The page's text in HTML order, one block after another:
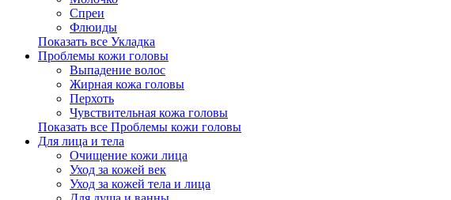
Спреи
Флюиды
Показать все Укладка
Проблемы кожи головы
Выпадение волос
Жирная кожа головы
Перхоть
Чувствительная кожа головы
Показать все Проблемы кожи головы
Для лица и тела
Очищение кожи лица
Уход за кожей век
Уход за кожей тела и лица